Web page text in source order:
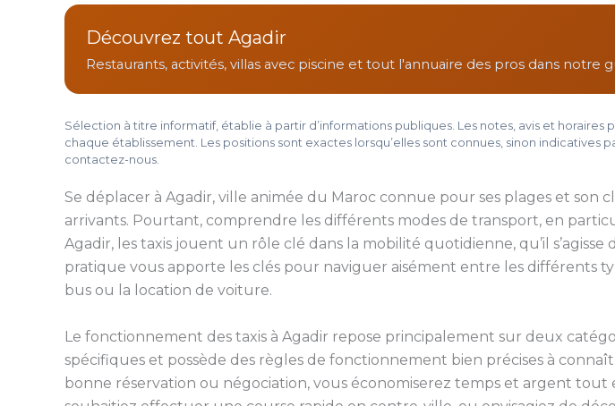
Découvrez tout Agadir
Restaurants, activités, villas avec piscine et tout l'annuaire des pros dans notre
Sélection à titre informatif, établie à partir d’informations publiques. Les notes, avis et
chaque établissement. Les positions sont exactes lorsqu’elles sont connues, sinon
contactez-nous.
Se déplacer à Agadir, ville animée du Maroc connue pour ses plages et
arrivants. Pourtant, comprendre les différents modes de transport, en
Agadir, les taxis jouent un rôle clé dans la mobilité quotidienne, qu’il
pratique vous apporte les clés pour naviguer aisément entre les différents
bus ou la location de voiture.
Le fonctionnement des taxis à Agadir repose principalement sur deux
spécifiques et possède des règles de fonctionnement bien précises à
bonne réservation ou négociation, vous économiserez temps et argent